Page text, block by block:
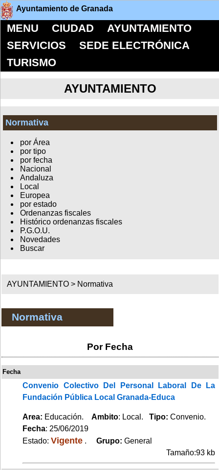
Ayuntamiento de Granada
MENU CIUDAD
AYUNTAMIENTO
SERVICIOS
SEDE ELECTRÓNICA
TURISMO
AYUNTAMIENTO
Normativa
por Área
por tipo
por fecha
Nacional
Andaluza
Local
Europea
por estado
Ordenanzas fiscales
Histórico ordenanzas fiscales
P.G.O.U.
Novedades
Buscar
AYUNTAMIENTO > Normativa
Normativa
Por Fecha
Fecha
Convenio Colectivo Del Personal Laboral De La
Fundación Pública Local Granada-Educa
Area: Educación. Ambito: Local. Tipo: Convenio.
Fecha: 25/06/2019
Estado: Vigente . Grupo: General
Tamaño:93 kb